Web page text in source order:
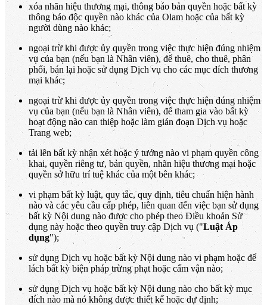
xóa nhãn hiệu thương mại, thông báo bản quyền hoặc bất kỳ
thông báo độc quyền nào khác của Olam hoặc của bất kỳ
người dùng nào khác;
ngoại trừ khi được ủy quyền trong việc thực hiện đúng nhiệm
vụ của bạn (nếu bạn là Nhân viên), để thuê, cho thuê, phân
phối, bán lại hoặc sử dụng Dịch vụ cho các mục đích thương
mại khác;
ngoại trừ khi được ủy quyền trong việc thực hiện đúng nhiệm
vụ của bạn (nếu bạn là Nhân viên), để tham gia vào bất kỳ
hoạt động nào can thiệp hoặc làm gián đoạn Dịch vụ hoặc
Trang web;
tải lên bất kỳ nhận xét hoặc ý tưởng nào vi phạm quyền công
khai, quyền riêng tư, bản quyền, nhãn hiệu thương mại hoặc
quyền sở hữu trí tuệ khác của một bên khác;
vi phạm bất kỳ luật, quy tắc, quy định, tiêu chuẩn hiện hành
nào và các yêu cầu cấp phép, liên quan đến việc bạn sử dụng
bất kỳ Nội dung nào được cho phép theo Điều khoản Sử
dụng này hoặc theo quyền truy cập Dịch vụ ("Luật Áp
dụng");
sử dụng Dịch vụ hoặc bất kỳ Nội dung nào vi phạm hoặc để
lách bất kỳ biện pháp trừng phạt hoặc cấm vận nào;
sử dụng Dịch vụ hoặc bất kỳ Nội dung nào cho bất kỳ mục
đích nào mà nó không được thiết kế hoặc dự định;